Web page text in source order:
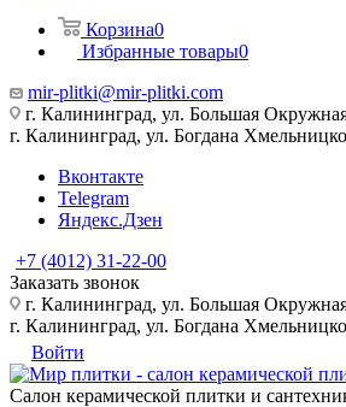
Корзина0
Избранные товары0
mir-plitki@mir-plitki.com
г. Калининград, ул. Большая
г. Калининград, ул. Богдана
Вконтакте
Telegram
Яндекс.Дзен
+7 (4012) 31-22-00
Заказать звонок
г. Калининград, ул. Большая
г. Калининград, ул. Богдана
Войти
Салон керамической плитки и